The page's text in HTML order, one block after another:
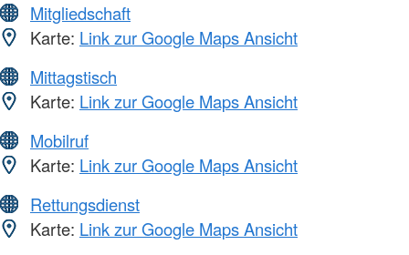
Mitgliedschaft
Karte: Link zur Google Maps Ansicht
Mittagstisch
Karte: Link zur Google Maps Ansicht
Mobilruf
Karte: Link zur Google Maps Ansicht
Rettungsdienst
Karte: Link zur Google Maps Ansicht